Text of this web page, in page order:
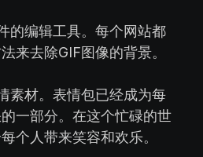
的编辑工具。每个网站都
来去除GIF图像的背景。
素材。表情包已经成为每
一部分。在这个忙碌的世
个人带来笑容和欢乐。